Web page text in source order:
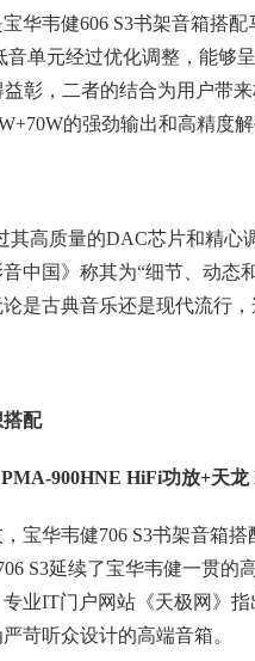
华韦健606 S3书架音箱搭
音单元经过优化调整，能够
彰，二者的结合为用户带
的强劲输出和高精度
其高质量的DAC芯片和精
中国》称其为“细节、动态
是古典音乐还是现代流行
配
900HNE HiFi功放+天
宝华韦健706 S3书架音箱
S3延续了宝华韦健一贯的
业IT门户网站《天极网》
苛听众设计的高端音箱。